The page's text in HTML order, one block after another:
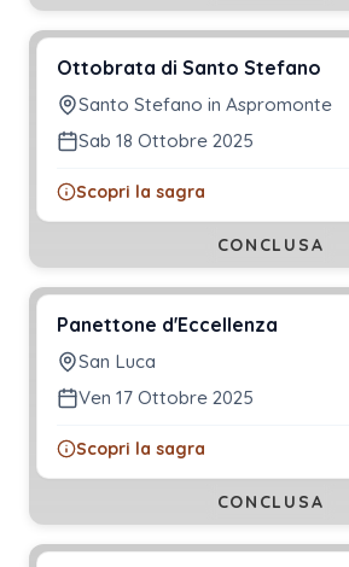
Ottobrata di Santo Stefano
Santo Stefano in Aspromonte
Sab 18 Ottobre 2025
Scopri la sagra
CONCLUSA
Panettone d'Eccellenza
San Luca
Ven 17 Ottobre 2025
Scopri la sagra
CONCLUSA